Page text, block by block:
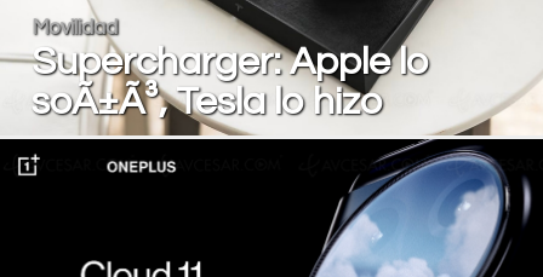
Movilidad
Supercharger: Apple lo
soÃ±Ã³, Tesla lo hizo